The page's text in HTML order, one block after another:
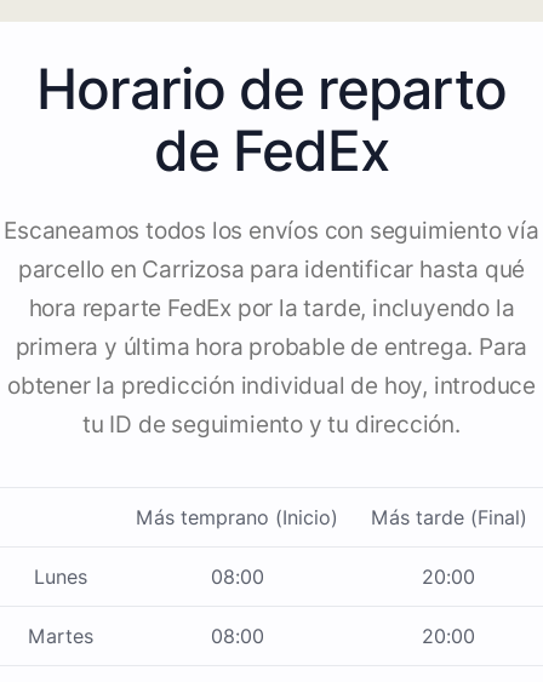
Horario de reparto
de FedEx
Escaneamos todos los envíos con seguimiento vía
parcello en Carrizosa para identificar hasta qué
hora reparte FedEx por la tarde, incluyendo la
primera y última hora probable de entrega. Para
obtener la predicción individual de hoy, introduce
tu ID de seguimiento y tu dirección.
Más temprano (Inicio) Más tarde (Final)
Lunes 08:00 20:00
Martes 08:00 20:00